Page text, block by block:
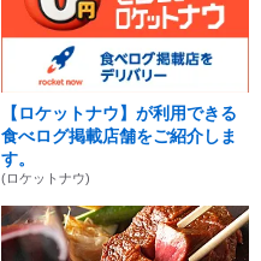
【ロケットナウ】が利用できる
食べログ掲載店舗をご紹介しま
す。
(ロケットナウ)